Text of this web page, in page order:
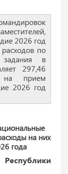
2026 год
по
в
297,46
на прием
2026 год
на них
года